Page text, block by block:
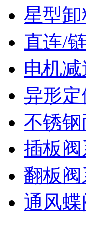
星型卸
直连/
电机
异形
不锈
插板阀
翻板阀
通风蝶